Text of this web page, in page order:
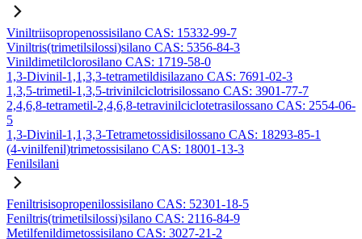
Viniltriisopropenossisilano CAS: 15332-99-7
Viniltris(trimetilsilossi)silano CAS: 5356-84-3
Vinildimetilclorosilano CAS: 1719-58-0
1,3-Divinil-1,1,3,3-tetrametildisilazano CAS: 7691-02-3
1,3,5-trimetil-1,3,5-trivinilciclotrisilossano CAS: 3901-77-7
2,4,6,8-tetrametil-2,4,6,8-tetravinilciclotetrasilossano CAS: 2554-06-
5
1,3-Divinil-1,1,3,3-Tetrametossidisilossano CAS: 18293-85-1
(4-vinilfenil)trimetossisilano CAS: 18001-13-3
Fenilsilani
Feniltrisisopropenilossisilano CAS: 52301-18-5
Feniltris(trimetilsilossi)silano CAS: 2116-84-9
Metilfenildimetossisilano CAS: 3027-21-2